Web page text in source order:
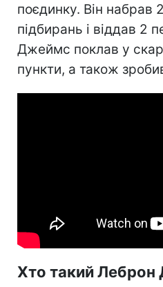
поєдинку. Він набрав
підбирань і віддав 2
Джеймс поклав у
пункти, а також
Хто такий